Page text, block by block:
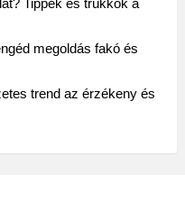
Tippek és trükkök a
megoldás fakó és
trend az érzékeny és